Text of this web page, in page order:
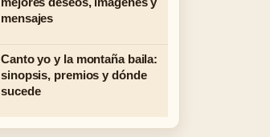
mensajes
Canto yo y la montaña baila:
sinopsis, premios y dónde
sucede